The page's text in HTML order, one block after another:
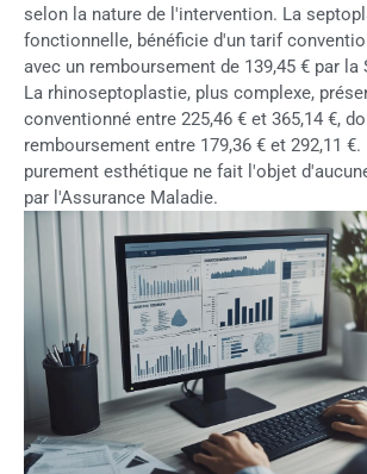
selon la nature de l'intervention. La
fonctionnelle, bénéficie d'un tarif
avec un remboursement de 139,45 € par
La rhinoseptoplastie, plus complexe,
conventionné entre 225,46 € et 365,14 €,
remboursement entre 179,36 € et 292,11
purement esthétique ne fait l'objet
par l'Assurance Maladie.